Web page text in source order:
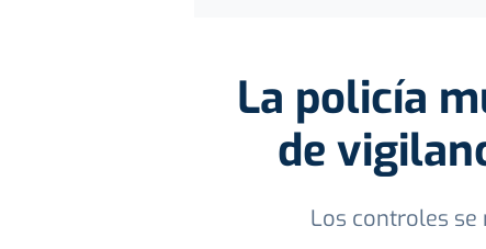
La policía
de
Los controles